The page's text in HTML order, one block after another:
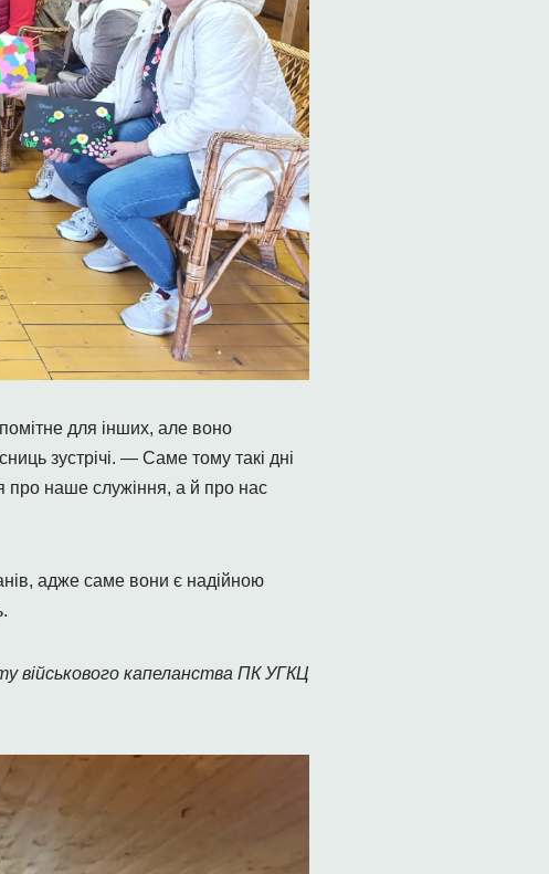
для інших, але воно
зустрічі. — Саме тому такі дні
про наше служіння, а й про нас
адже саме вони є надійною
військового капеланства ПК УГКЦ